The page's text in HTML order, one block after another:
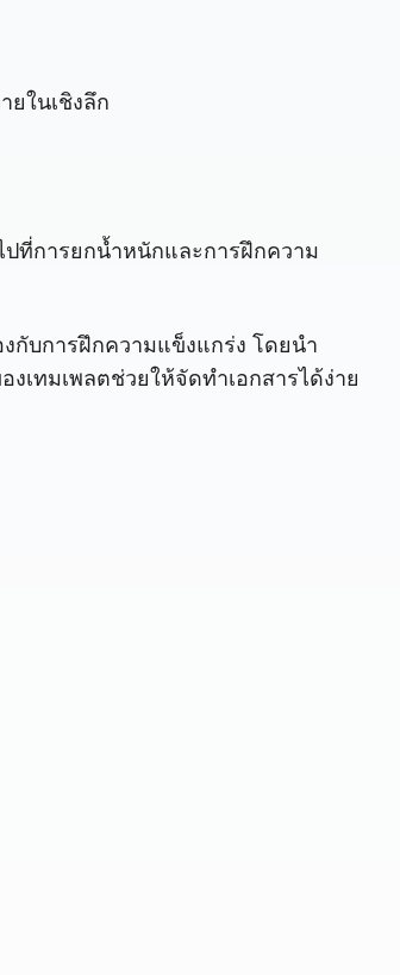
ยในเชิงลึก
ปที่การยกน้ำหนักและการฝึกความ
กับการฝึกความแข็งแกร่ง โดยนำ
ทมเพลตช่วยให้จัดทำเอกสารได้ง่าย